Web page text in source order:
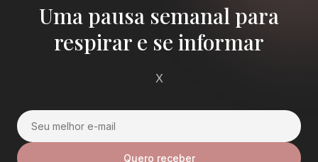
Uma pausa semanal para
respirar e se informar
X
Quero receber